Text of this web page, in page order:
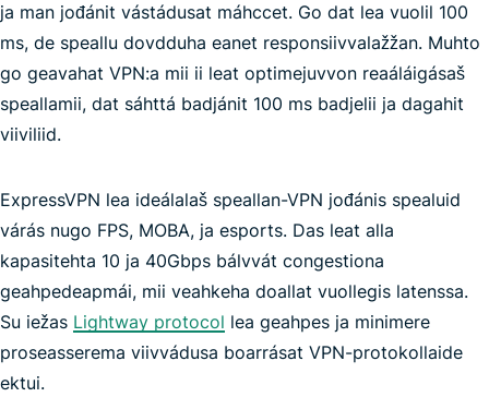
ja man jođánit vástádusat máhccet. Go dat lea vuolil 100
ms, de speallu dovdduha eanet responsiivvalažžan. Muhto
go geavahat VPN:a mii ii leat optimejuvvon reaáláigásaš
speallamii, dat sáhttá badjánit 100 ms badjelii ja dagahit
viiviliid.
ExpressVPN lea ideálalaš speallan-VPN jođánis spealuid
várás nugo FPS, MOBA, ja esports. Das leat alla
kapasitehta 10 ja 40Gbps bálvvát congestiona
geahpedeapmái, mii veahkeha doallat vuollegis latenssa.
Su iežas Lightway protocol lea geahpes ja minimere
proseasserema viivvádusa boarrásat VPN-protokollaide
ektui.
ja jođánis VPN
Pokémon
GO